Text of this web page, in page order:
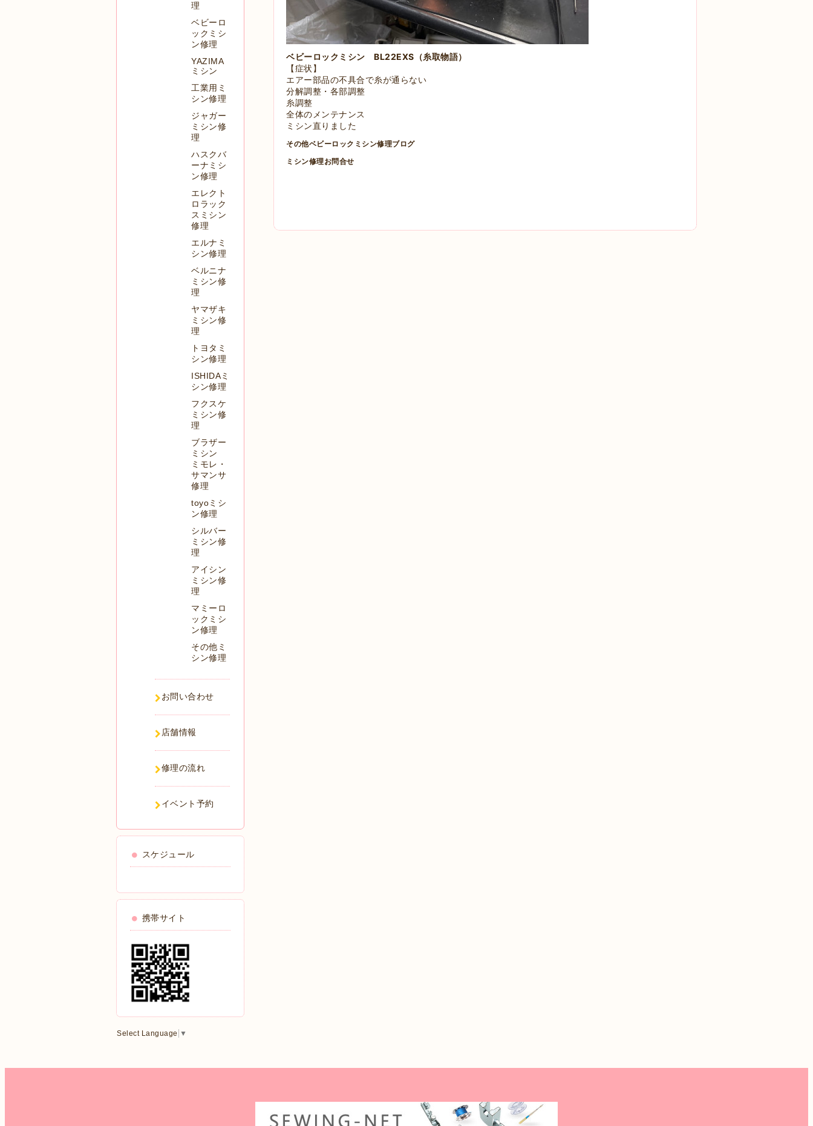
ベビーロックミシン BL22EXS（糸取物語）
【症状】
エアー部品の不具合で糸が通らない
分解調整・各部調整
糸調整
全体のメンテナンス
ミシン直りました
その他ベビーロックミシン修理ブログ
ミシン修理お問合せ
理
ベビーロ
ックミシ
ン修理
YAZIMA
ミシン
工業用ミ
シン修理
ジャガー
ミシン修
理
ハスクバ
ーナミシ
ン修理
エレクト
ロラック
スミシン
修理
エルナミ
シン修理
ベルニナ
ミシン修
理
ヤマザキ
ミシン修
理
トヨタミ
シン修理
ISHIDAミ
シン修理
フクスケ
ミシン修
理
ブラザー
ミシン
ミモレ・
サマンサ
修理
toyoミシ
ン修理
シルバー
ミシン修
理
アイシン
ミシン修
理
マミーロ
ックミシ
ン修理
その他ミ
シン修理
お問い合わせ
店舗情報
修理の流れ
イベント予約
スケジュール
携帯サイト
Select Language ▼